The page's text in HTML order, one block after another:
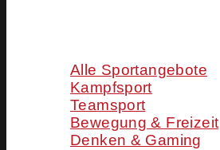
Alle Sportangebote
Kampfsport
Teamsport
Bewegung & Freizeit
Denken & Gaming